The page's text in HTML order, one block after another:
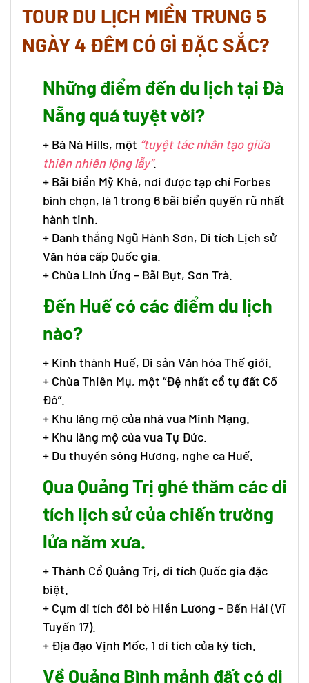
TOUR DU LỊCH MIỀN TRUNG 5
NGÀY 4 ĐÊM CÓ GÌ ĐẶC SẮC?
Những điểm đến du lịch tại Đà
Nẵng quá tuyệt vời?
+ Bà Nà Hills, một “tuyệt tác nhân tạo giữa
thiên nhiên lộng lẫy”.
+ Bãi biển Mỹ Khê, nơi được tạp chí Forbes
bình chọn, là 1 trong 6 bãi biển quyến rũ nhất
hành tinh.
+ Danh thắng Ngũ Hành Sơn, Di tích Lịch sử
Văn hóa cấp Quốc gia.
+ Chùa Linh Ứng – Bãi Bụt, Sơn Trà.
Đến Huế có các điểm du lịch
nào?
+ Kinh thành Huế, Di sản Văn hóa Thế giới.
+ Chùa Thiên Mụ, một “Đệ nhất cổ tự đất Cố
Đô”.
+ Khu lăng mộ của nhà vua Minh Mạng.
+ Khu lăng mộ của vua Tự Đức.
+ Du thuyền sông Hương, nghe ca Huế.
Qua Quảng Trị ghé thăm các di
tích lịch sử của chiến trường
lửa năm xưa.
+ Thành Cổ Quảng Trị, di tích Quốc gia đặc
biệt.
+ Cụm di tích đôi bờ Hiền Lương – Bến Hải (Vĩ
Tuyến 17).
+ Địa đạo Vịnh Mốc, 1 di tích của kỳ tích.
Về Quảng Bình mảnh đất có di